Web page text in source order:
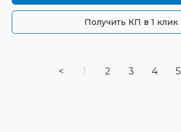
Получить КП в 1 клик
< 1 2 3 4 5